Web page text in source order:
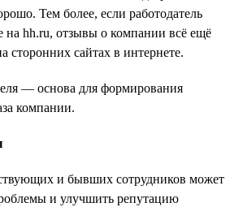
Тем более, если работодатель
на hh.ru, отзывы о компании всё ещё
сторонних сайтах в интернете.
— основа для формирования
компании.
и бывших сотрудников может
и улучшить репутацию